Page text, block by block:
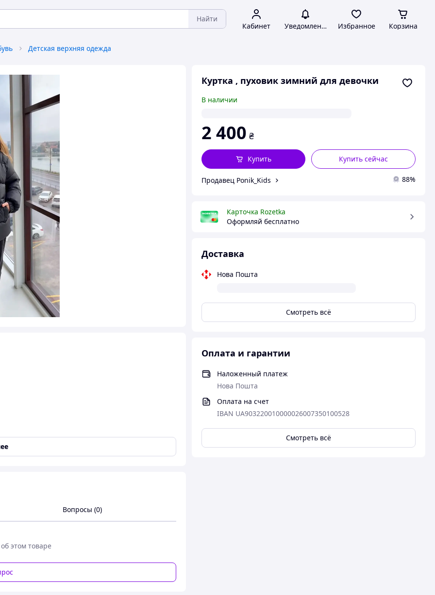
Найти
Кабинет Уведомления Избранное Корзина
Детская верхняя одежда
Куртка , пуховик зимний для девочки
В наличии
2 400 ₴
Купить сейчас
Купить
Продавец Ponik_Kids 88%
Карточка Rozetka
Оформляй бесплатно
Доставка
Нова Пошта
Смотреть всё
Оплата и гарантии
Наложенный платеж
Нова Пошта
Оплата на счет
IBAN UA903220010000026007350100528
Смотреть всё
від горловини - 62см.152 довжина - 67см,
- 58см, рукав від горловини - 70см.Розміри в
Вопросы (0)
этом товаре